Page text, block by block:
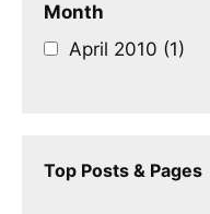
Month
April 2010 (1)
Top Posts & Pages